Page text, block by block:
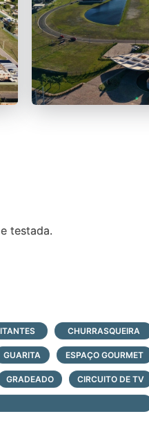
testada.
CHURRASQUEIRA
GUARITA ESPAÇO GOURMET
GRADEADO CIRCUITO DE TV